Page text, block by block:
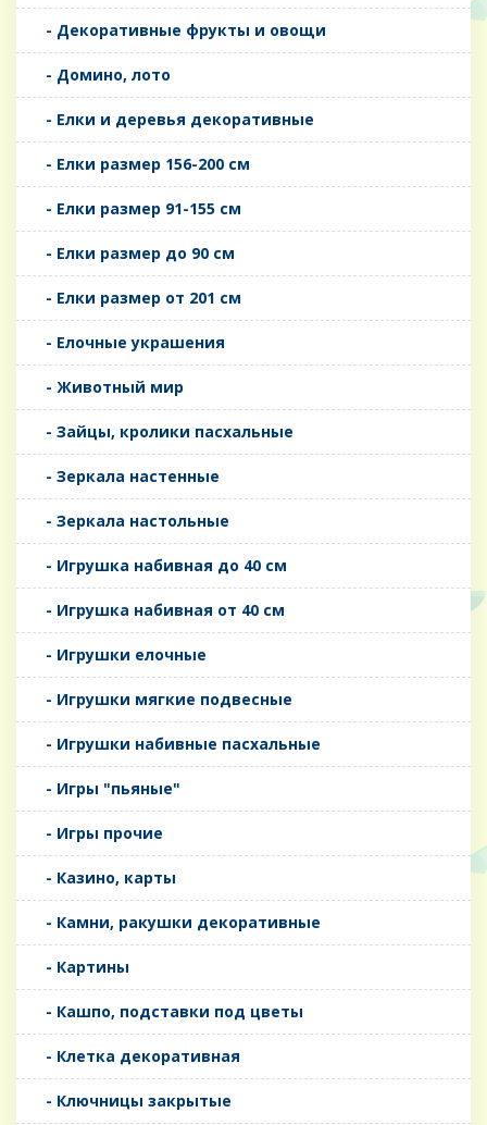
- Декоративные фрукты и овощи
- Домино, лото
- Елки и деревья декоративные
- Елки размер 156-200 см
- Елки размер 91-155 см
- Елки размер до 90 см
- Елки размер от 201 см
- Елочные украшения
- Животный мир
- Зайцы, кролики пасхальные
- Зеркала настенные
- Зеркала настольные
- Игрушка набивная до 40 см
- Игрушка набивная от 40 см
- Игрушки елочные
- Игрушки мягкие подвесные
- Игрушки набивные пасхальные
- Игры "пьяные"
- Игры прочие
- Казино, карты
- Камни, ракушки декоративные
- Картины
- Кашпо, подставки под цветы
- Клетка декоративная
- Ключницы закрытые